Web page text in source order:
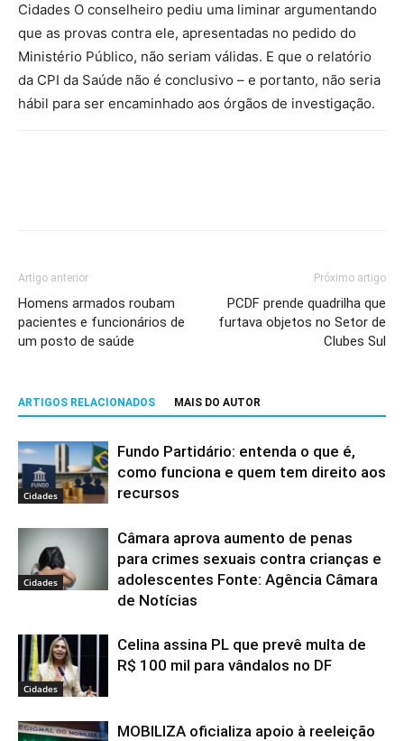
Cidades O conselheiro pediu uma liminar argumentando
que as provas contra ele, apresentadas no pedido do
Ministério Público, não seriam válidas. E que o relatório
da CPI da Saúde não é conclusivo – e portanto, não seria
hábil para ser encaminhado aos órgãos de investigação.
Artigo anterior
Homens armados roubam
pacientes e funcionários de
um posto de saúde
Próximo artigo
PCDF prende quadrilha que
furtava objetos no Setor de
Clubes Sul
ARTIGOS RELACIONADOS MAIS DO AUTOR
Cidades
Fundo Partidário: entenda o que é,
como funciona e quem tem direito aos
recursos
Cidades
Câmara aprova aumento de penas
para crimes sexuais contra crianças e
adolescentes Fonte: Agência Câmara
de Notícias
Cidades
Celina assina PL que prevê multa de
R$ 100 mil para vândalos no DF
MOBILIZA oficializa apoio à reeleição